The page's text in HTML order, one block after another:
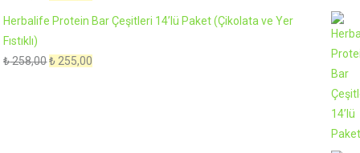
fiyat:
andaki
₺ 700,00.
Herbalife Protein Bar Çeşitleri 14’lü Paket (Çikolata ve Yer
Fıstıklı)
₺258,00Orijinal
₺ 255,00